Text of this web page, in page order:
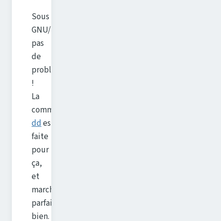
Sous
GNU/Linux,
pas
de
problème
!
La
commande
ddest
faite
pour
ça,
et
marche
parfaitement
bien.